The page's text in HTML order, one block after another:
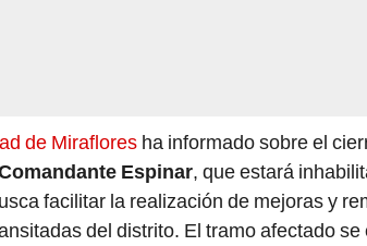
de Miraflores ha informado sobre el
Espinar, que estará
facilitar la realización de mejoras y
del distrito. El tramo afectado